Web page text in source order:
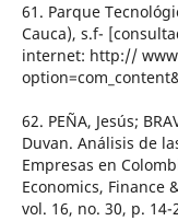
61. Parque
Cauca), s.f-
internet: http://
62. PEÑA, Jesús;
Duvan. Análisis de
Empresas en
Economics, Finance
vol. 16, no. 30, p. 14-